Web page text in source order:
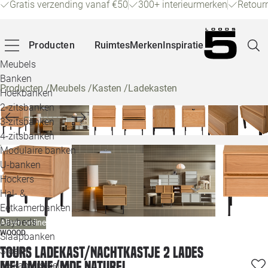
Gratis verzending vanaf €50 300+ interieurmerken
Producten
Meubels
Banken
Hoekbanken
2-zitsbanken
3-zitsbanken
4-zitsbanken
Modulaire banken
U-banken
Hockers
Hal- &
Eetkamerbanken
Daybeds
Slaapbanken
Stoelen
Eetkamerstoelen
RuimtesMerkenInspiratie
Producten/Meubels /Kasten /Ladekasten
Alleen online
WOOOD
Tours ladekast/nachtkastje 2 lades